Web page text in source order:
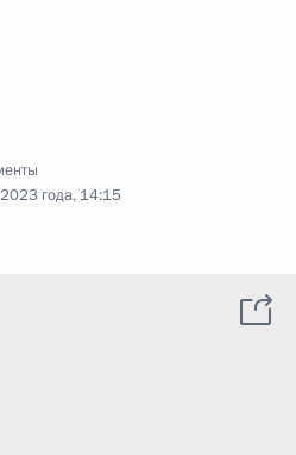
года, 14:15